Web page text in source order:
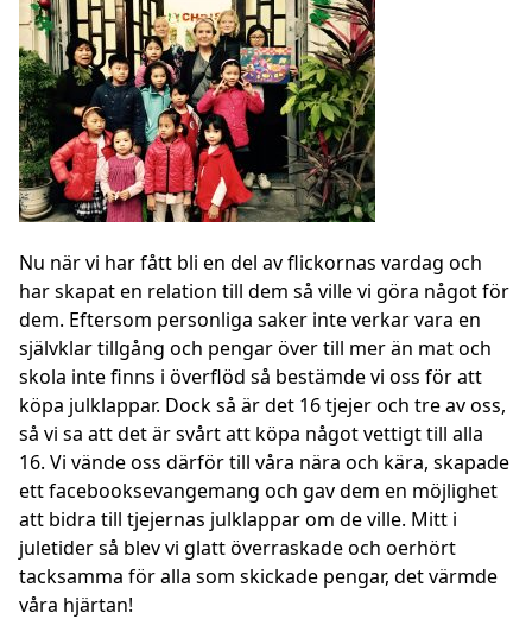
Nu när vi har fått bli en del av flickornas vardag och
har skapat en relation till dem så ville vi göra något för
dem. Eftersom personliga saker inte verkar vara en
självklar tillgång och pengar över till mer än mat och
skola inte finns i överflöd så bestämde vi oss för att
köpa julklappar. Dock så är det 16 tjejer och tre av oss,
så vi sa att det är svårt att köpa något vettigt till alla
16. Vi vände oss därför till våra nära och kära, skapade
ett facebooksevangemang och gav dem en möjlighet
att bidra till tjejernas julklappar om de ville. Mitt i
juletider så blev vi glatt överraskade och oerhört
tacksamma för alla som skickade pengar, det värmde
våra hjärtan!